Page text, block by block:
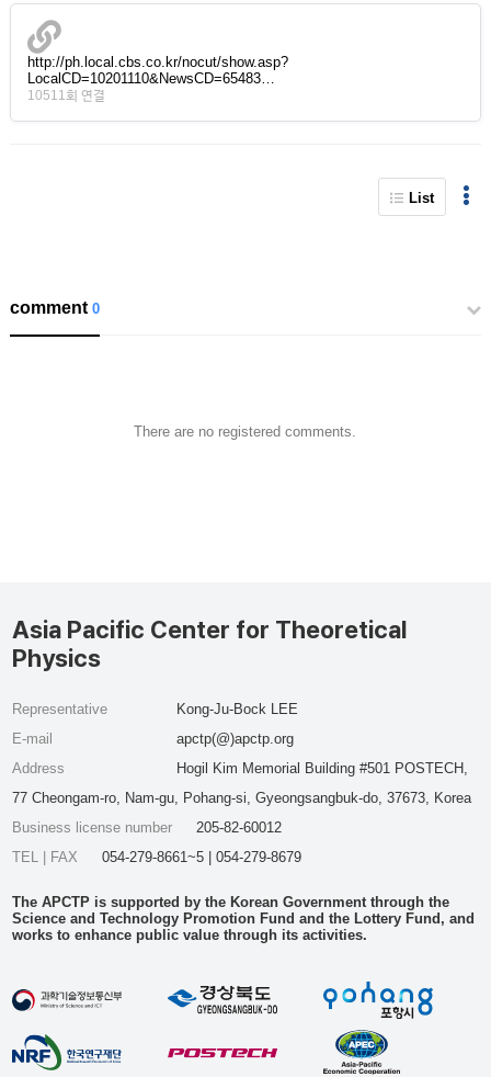
http://ph.local.cbs.co.kr/nocut/show.asp?
LocalCD=10201110&NewsCD=65483…
10511회 연결
List
comment0
There are no registered comments.
Asia Pacific Center for Theoretical
Physics
Representative
Kong-Ju-Bock LEE
E-mail
apctp(@)apctp.org
Address
Hogil Kim Memorial Building #501 POSTECH,
77 Cheongam-ro, Nam-gu, Pohang-si, Gyeongsangbuk-do, 37673, Korea
Business license number
205-82-60012
TEL | FAX
054-279-8661~5 | 054-279-8679
The APCTP is supported by the Korean Government through the
Science and Technology Promotion Fund and the Lottery Fund, and
works to enhance public value through its activities.